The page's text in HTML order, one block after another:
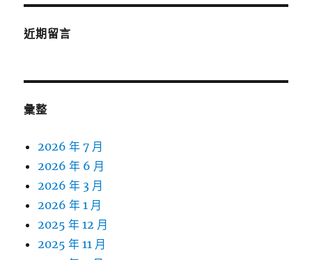
近期留言
彙整
2026 年 7 月
2026 年 6 月
2026 年 3 月
2026 年 1 月
2025 年 12 月
2025 年 11 月